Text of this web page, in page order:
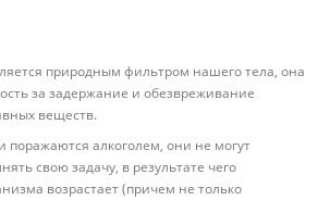
природным фильтром нашего тела, она
за задержание и обезвреживание
веществ.
поражаются алкоголем, они не могут
свою задачу, в результате чего
возрастает (причем не только